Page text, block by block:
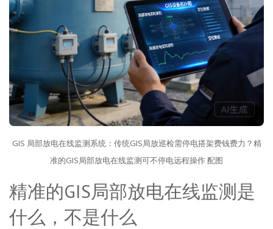
GIS 局部放电在线监测系统：传统GIS局放巡检需停电搭架费钱费力？精
准的GIS局部放电在线监测可不停电远程操作 配图
精准的GIS局部放电在线监测是
什么，不是什么